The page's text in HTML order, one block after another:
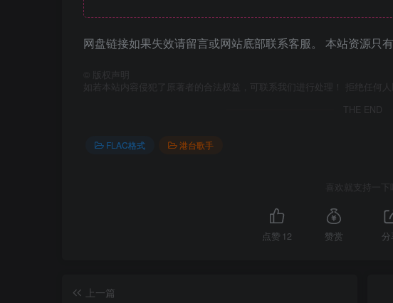
网盘链接如果失效请留言或网站底部联系客服。 本站资源只
版权声明
如若本站内容侵犯了原著者的合法权益，可联系我们进行处理！ 拒绝任何
THE END
FLAC格式 港台歌手
喜欢就支持一下
点赞 12 赞赏 分
上一篇